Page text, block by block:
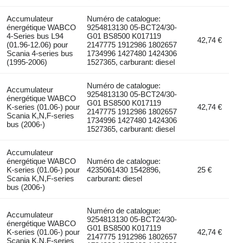
Accumulateur
énergétique WABCO
4-Series bus L94
(01.96-12.06) pour
Scania 4-series bus
(1995-2006)
Numéro de catalogue:
9254813130 05-BCT24/30-
G01 BS8500 K017119
2147775 1912986 1802657
1734996 1427480 1424306
1527365, carburant: diesel
42,74 €
Accumulateur
énergétique WABCO
K-series (01.06-) pour
Scania K,N,F-series
bus (2006-)
Numéro de catalogue:
9254813130 05-BCT24/30-
G01 BS8500 K017119
2147775 1912986 1802657
1734996 1427480 1424306
1527365, carburant: diesel
42,74 €
Accumulateur
énergétique WABCO
K-series (01.06-) pour
Scania K,N,F-series
bus (2006-)
Numéro de catalogue:
4235061430 1542896,
carburant: diesel
25 €
Accumulateur
énergétique WABCO
K-series (01.06-) pour
Scania K,N,F-series
Numéro de catalogue:
9254813130 05-BCT24/30-
G01 BS8500 K017119
2147775 1912986 1802657
42,74 €